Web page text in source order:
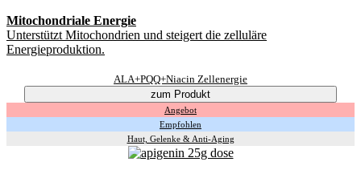
Mitochondriale Energie
Unterstützt Mitochondrien und steigert die zelluläre
Energieproduktion.
ALA+PQQ+Niacin Zellenergie
zum Produkt
Angebot
Empfohlen
Haut, Gelenke & Anti-Aging